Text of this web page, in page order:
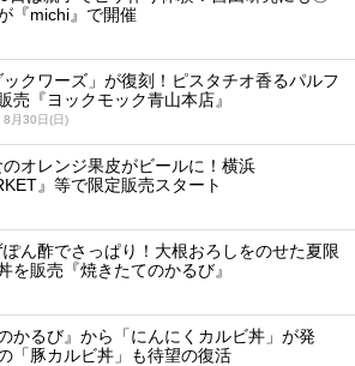
『michi』で開催
クワーズ」が復刻！ピスタチオ香るパルフ
売『ヨックモック青山本店』
8月30日(日)
オレンジ果皮がビールに！横浜
』等で限定販売スタート
ん酢でさっぱり！大根おろしをのせた夏限
を販売『焼きたてのかるび』
かるび』から「にんにくカルビ丼」が発
「豚カルビ丼」も待望の復活